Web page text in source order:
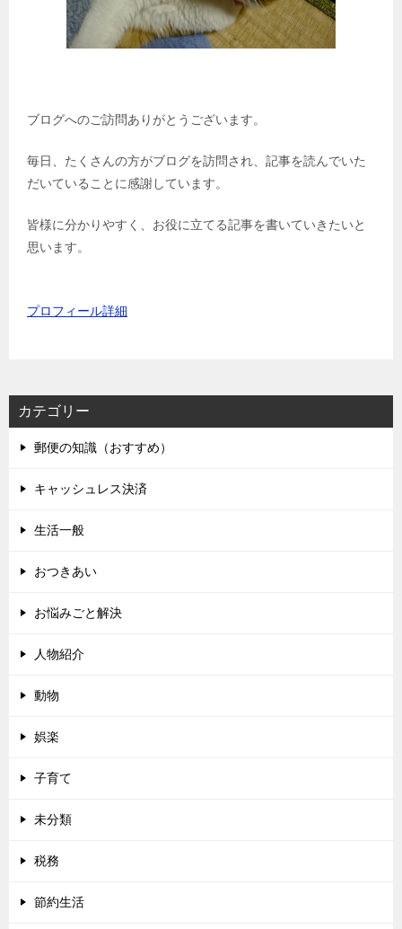
ブログへのご訪問ありがとうございます。
毎日、たくさんの方がブログを訪問され、記事を読んでいた
だいていることに感謝しています。
皆様に分かりやすく、お役に立てる記事を書いていきたいと
思います。
プロフィール詳細
カテゴリー
郵便の知識（おすすめ）
キャッシュレス決済
生活一般
おつきあい
お悩みごと解決
人物紹介
動物
娯楽
子育て
未分類
税務
節約生活